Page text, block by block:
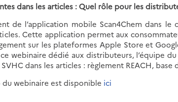
dans les articles : Quel rôle pour les
de l’application mobile Scan4Chem dans le
Cette application permet aux
sur les plateformes Apple Store et
ce webinaire dédié aux distributeurs, l’équipe
dans les articles : règlement REACH, base
du webinaire est disponible ici